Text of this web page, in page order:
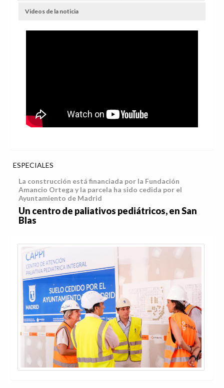
Videos de la noticia
ESPECIALES
La construcción está financiada por la Fundación
Amancio Ortega y la parcela ha sido cedida por el
Ayuntamiento de Madrid
Un centro de paliativos pediátricos, en San
Blas